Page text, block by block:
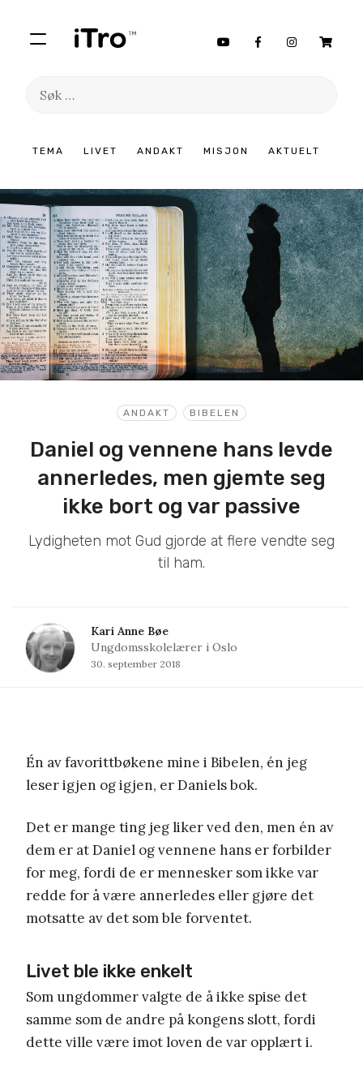
TEMA LIVET ANDAKT MISJON AKTUELT
Søk
innhold
ANDAKT BIBELEN
Daniel og vennene hans levde
annerledes, men gjemte seg
ikke bort og var passive
Lydigheten mot Gud gjorde at flere vendte seg
til ham.
Kari Anne Bøe
Ungdomsskolelærer i Oslo
30. september 2018
Én av favorittbøkene mine i Bibelen, én jeg
leser igjen og igjen, er Daniels bok.
Det er mange ting jeg liker ved den, men én av
dem er at Daniel og vennene hans er forbilder
for meg, fordi de er mennesker som ikke var
redde for å være annerledes eller gjøre det
motsatte av det som ble forventet.
Livet ble ikke enkelt
Som ungdommer valgte de å ikke spise det
samme som de andre på kongens slott, fordi
dette ville være imot loven de var opplært i.